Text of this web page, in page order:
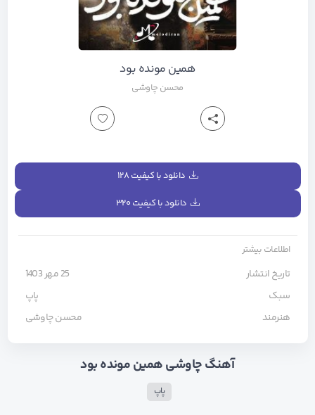
همین مونده بود
محسن چاوشی
دانلود با کیفیت ۱۲۸
دانلود با کیفیت ۳۲۰
اطلاعات بیشتر
تاریخ انتشار
25 مهر 1403
سبک
پاپ
هنرمند
محسن چاوشی
آهنگ چاوشی همین مونده بود
پاپ